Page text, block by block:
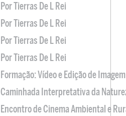
Por Tierras De L Rei
Por Tierras De L Rei
Por Tierras De L Rei
Por Tierras De L Rei
Formação: Vídeo e Edição de Imagem
Caminhada Interpretativa da
Encontro de Cinema Ambiental e